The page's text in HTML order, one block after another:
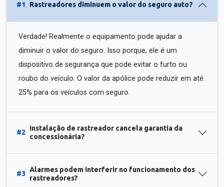
#1 Rastreadores diminuem o valor do seguro auto?
Verdade! Realmente o equipamento pode ajudar a
diminuir o valor do seguro. Isso porque, ele é um
dispositivo de segurança que pode evitar o furto ou
roubo do veículo. O valor da apólice pode reduzir em até
25% para os veículos com seguro.
#2
Instalação de rastreador cancela garantia da
concessionária?
#3
Alarmes podem interferir no funcionamento dos
rastreadores?